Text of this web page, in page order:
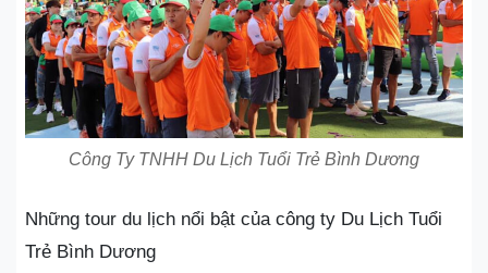
Công Ty TNHH Du Lịch Tuổi Trẻ Bình Dương
Những tour du lịch nổi bật của công ty Du Lịch Tuổi
Trẻ Bình Dương